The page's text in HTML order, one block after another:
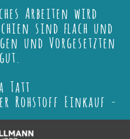
Arbeiten wird
sind flach und
und Vorgesetzten
Tatt
Rohstoff Einkauf -